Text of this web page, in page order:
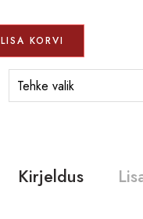
LISA KORVI
Kirjeldus